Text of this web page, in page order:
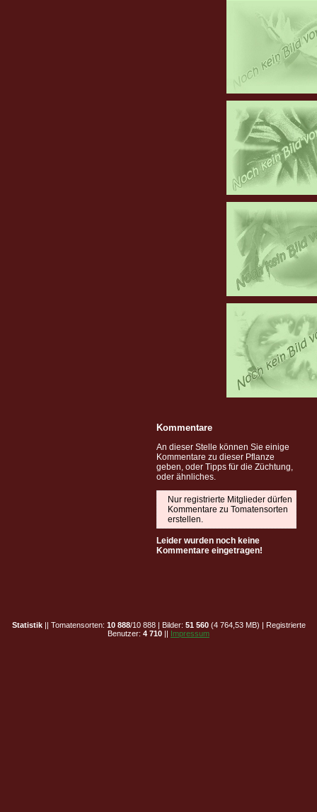
Kommentare
An dieser Stelle können Sie einige
Kommentare zu dieser Pflanze
geben, oder Tipps für die Züchtung,
oder ähnliches.
Nur registrierte Mitglieder dürfen
Kommentare zu Tomatensorten
erstellen.
Leider wurden noch keine
Kommentare eingetragen!
Statistik|| Tomatensorten: 10 888/10 888 | Bilder: 51 560(4 764,53 MB) | Registrierte
Benutzer: 4 710 || Impressum